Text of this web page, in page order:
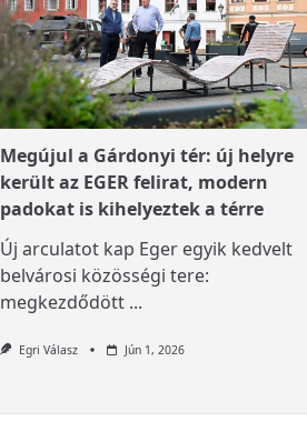
Megújul a Gárdonyi tér: új helyre
került az EGER felirat, modern
padokat is kihelyeztek a térre
Új arculatot kap Eger egyik kedvelt
belvárosi közösségi tere:
megkezdődött ...
Egri Válasz Jún 1, 2026